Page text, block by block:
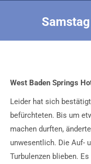
West Baden Springs
Leider hat sich
befürchteten. Bis um
machen durften,
unwesentlich. Die Auf-
Turbulenzen blieben.